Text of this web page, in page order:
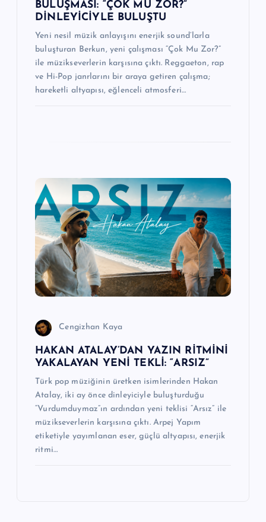
BULUŞMASI: “ÇOK MU ZOR?”
DİNLEYİCİYLE BULUŞTU
Yeni nesil müzik anlayışını enerjik sound’larla
buluşturan Berkun, yeni çalışması “Çok Mu Zor?”
ile müzikseverlerin karşısına çıktı. Reggaeton, rap
ve Hi-Pop janrlarını bir araya getiren çalışma;
hareketli altyapısı, eğlenceli atmosferi…
Cengizhan Kaya
HAKAN ATALAY’DAN YAZIN RİTMİNİ
YAKALAYAN YENİ TEKLİ: “ARSIZ”
Türk pop müziğinin üretken isimlerinden Hakan
Atalay, iki ay önce dinleyiciyle buluşturduğu
“Vurdumduymaz”ın ardından yeni teklisi “Arsız” ile
müzikseverlerin karşısına çıktı. Arpej Yapım
etiketiyle yayımlanan eser, güçlü altyapısı, enerjik
ritmi…